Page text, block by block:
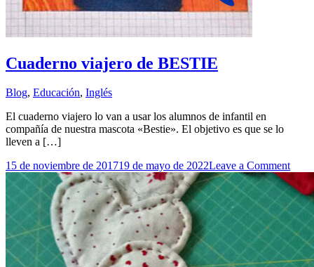
Cuaderno viajero de BESTIE
Blog, Educación, Inglés
El cuaderno viajero lo van a usar los alumnos de infantil en
compañía de nuestra mascota «Bestie». El objetivo es que se lo
lleven a […]
15 de noviembre de 201719 de mayo de 2022Leave a Commenton
de